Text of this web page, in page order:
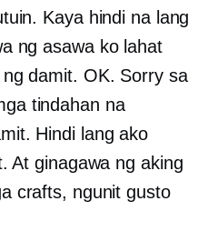
Kaya hindi na lang
ng asawa ko lahat
damit. OK. Sorry sa
tindahan na
Hindi lang ako
At ginagawa ng aking
crafts, ngunit gusto